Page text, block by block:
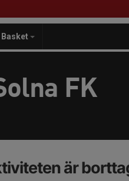
Basket
FK
är